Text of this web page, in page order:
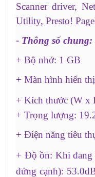
Scanner driver,
Utility, Presto!
- Thông số chung:
+ Bộ nhớ: 1 GB
+ Màn hình hiển
+ Kích thước (W x
+ Trọng lượng:
+ Điện năng tiêu
+ Độ ồn: Khi đang
đứng cạnh):